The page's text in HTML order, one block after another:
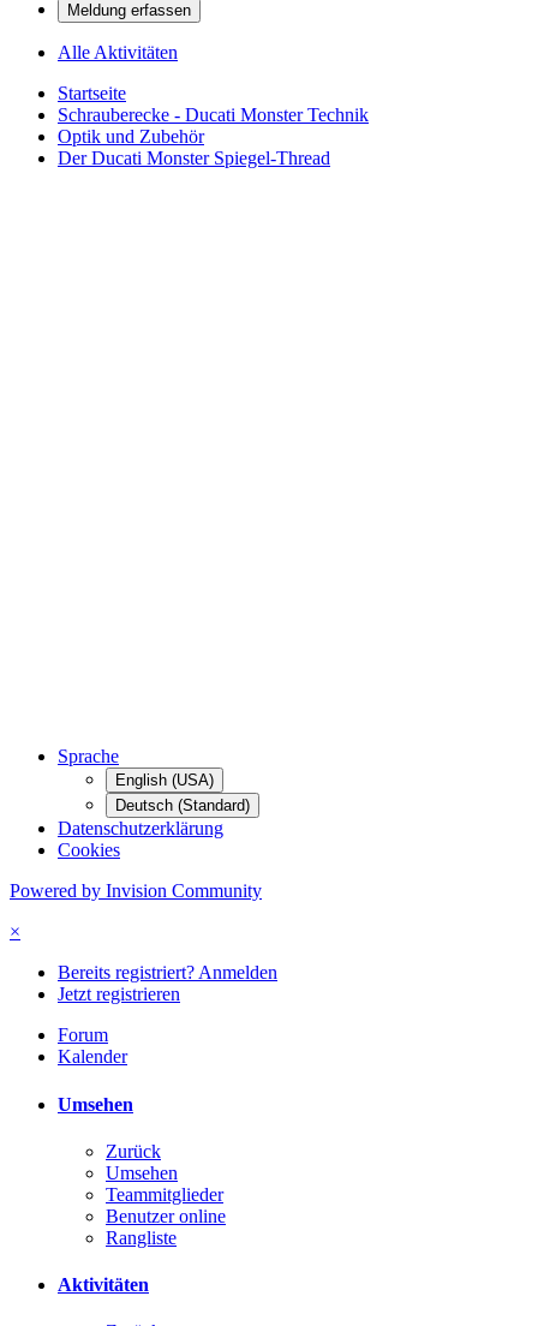
Meldung erfassen
Alle Aktivitäten
Startseite
Schrauberecke - Ducati Monster Technik
Optik und Zubehör
Der Ducati Monster Spiegel-Thread
Sprache
English (USA)
Deutsch (Standard)
Datenschutzerklärung
Cookies
Powered by Invision Community
×
Bereits registriert? Anmelden
Jetzt registrieren
Forum
Kalender
Umsehen
Zurück
Umsehen
Teammitglieder
Benutzer online
Rangliste
Aktivitäten